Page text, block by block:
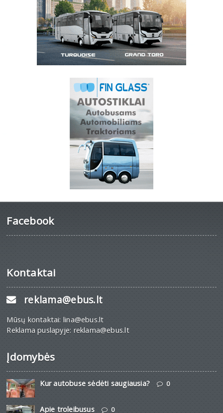
Facebook
Kontaktai
reklama@ebus.lt
Mūsų kontaktai: lina@ebus.lt
Reklama puslapyje: reklama@ebus.lt
Įdomybės
Kur autobuse sėdėti saugiausia? 0
Apie troleibusus 0